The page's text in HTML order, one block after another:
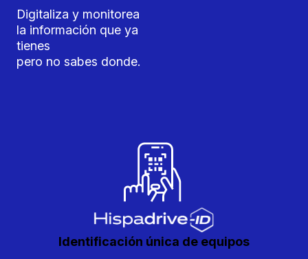
Digitaliza y monitorea
la información que ya
tienes
pero no sabes donde.
Identificación única de equipos